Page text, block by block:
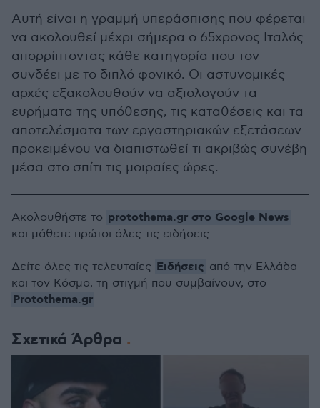
Αυτή είναι η γραμμή υπεράσπισης που φέρεται
να ακολουθεί μέχρι σήμερα ο 65χρονος Ιταλός
απορρίπτοντας κάθε κατηγορία που τον
συνδέει με το διπλό φονικό. Οι αστυνομικές
αρχές εξακολουθούν να αξιολογούν τα
ευρήματα της υπόθεσης, τις καταθέσεις και τα
αποτελέσματα των εργαστηριακών εξετάσεων
προκειμένου να διαπιστωθεί τι ακριβώς συνέβη
μέσα στο σπίτι τις μοιραίες ώρες.
Σχετικά Άρθρα
Ακολουθήστε το protothema.gr στο Google News
και μάθετε πρώτοι όλες τις ειδήσεις
Δείτε όλες τις τελευταίες Ειδήσεις από την Ελλάδα
και τον Κόσμο, τη στιγμή που συμβαίνουν, στο
Protothema.gr